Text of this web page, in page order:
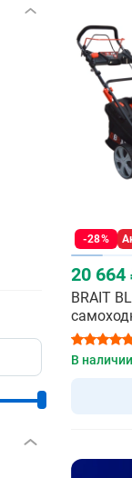
-28%
20 664
BRAIT
В наличии